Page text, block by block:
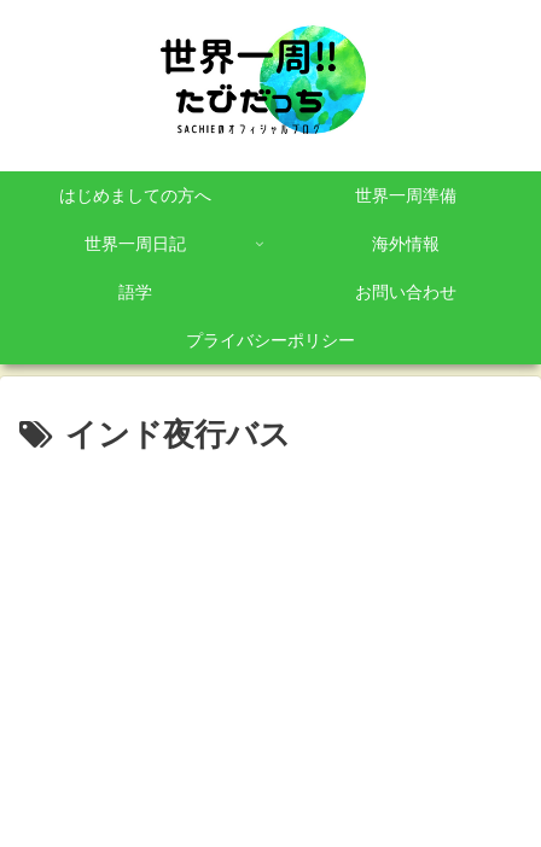
はじめましての方へ 世界一周準備
世界一周日記 海外情報
語学 お問い合わせ
プライバシーポリシー
インド夜行バス